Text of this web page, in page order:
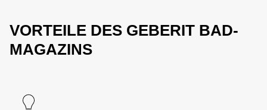
VORTEILE DES GEBERIT BAD-
MAGAZINS